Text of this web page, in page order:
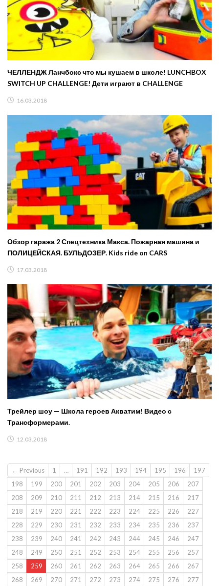
ЧЕЛЛЕНДЖ Ланчбокс что мы кушаем в школе! LUNCHBOX
SWITCH UP CHALLENGE! Дети играют в CHALLENGE
16.03.2018
Обзор гаража 2 Спецтехника Макса. Пожарная машина и
ПОЛИЦЕЙСКАЯ. БУЛЬДОЗЕР. Kids ride on CARS
17.03.2018
Трейлер шоу — Школа героев Акватим! Видео с
Трансформерами.
12.03.2018
← Previous 1 … 191 192 193 194 195 196
197
198
199 200 201 202 203 204 205 206
207
208
209 210 211 212 213 214 215 216
217
218
219 220 221 222 223 224 225 226
227
228
229 230 231 232 233 234 235 236
237
238
239 240 241 242 243 244 245 246
247
248
249 250 251 252 253 254 255 256
257
258
259 260 261 262 263 264 265 266
267
268
269 270 271 272 273 274 275 276
277